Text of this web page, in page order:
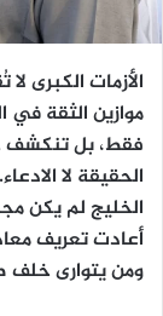
الأزمات الكبرى
موازين الثقة
فقط، بل تنكشف
الحقيقة لا
الخليج لم يكن
أعادت تعريف
ومن يتوارى